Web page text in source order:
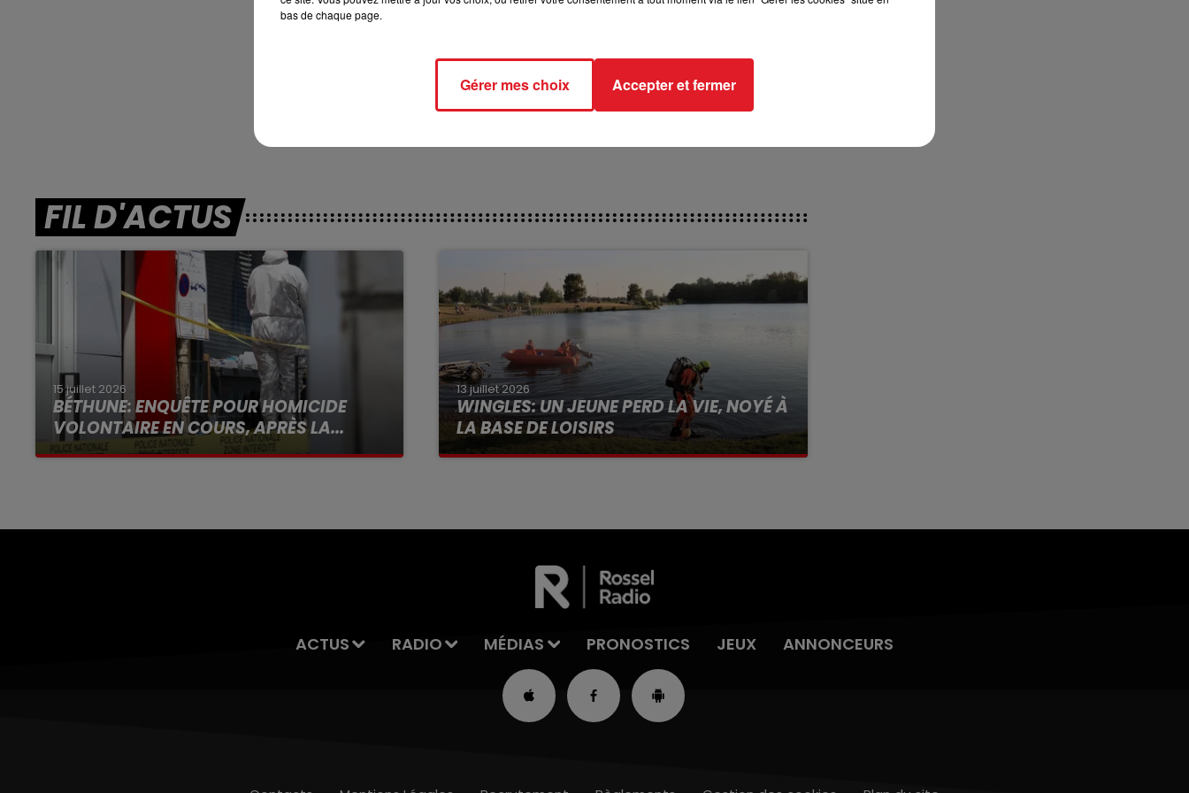
FIL D'ACTUS
15 juillet 2026
BÉTHUNE: ENQUÊTE POUR HOMICIDE
VOLONTAIRE EN COURS, APRÈS LA...
Selon les premiers éléments, le logement
13 juillet 2026
WINGLES: UN JEUNE PERD LA VIE, NOYÉ À
LA BASE DE LOISIRS
La victime a coulé à pic
ACTUS RADIO MÉDIAS PRONOSTICS JEUX ANNONCEURS
bas de chaque page.
Gérer mes choix Accepter et fermer